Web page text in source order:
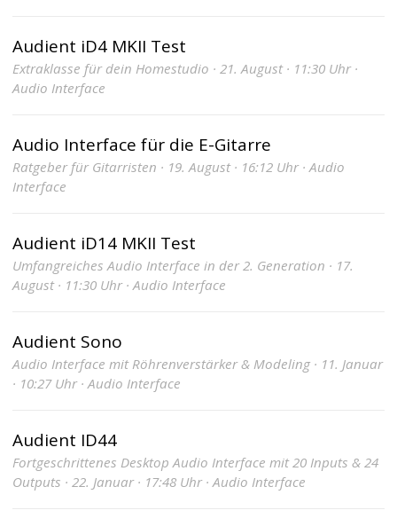
Audient iD4 MKII Test
Extraklasse für dein Homestudio · 21. August · 11:30 Uhr ·
Audio Interface
Audio Interface für die E-Gitarre
Ratgeber für Gitarristen · 19. August · 16:12 Uhr · Audio
Interface
Audient iD14 MKII Test
Umfangreiches Audio Interface in der 2. Generation · 17.
August · 11:30 Uhr · Audio Interface
Audient Sono
Audio Interface mit Röhrenverstärker & Modeling · 11. Januar
· 10:27 Uhr · Audio Interface
Audient ID44
Fortgeschrittenes Desktop Audio Interface mit 20 Inputs & 24
Outputs · 22. Januar · 17:48 Uhr · Audio Interface